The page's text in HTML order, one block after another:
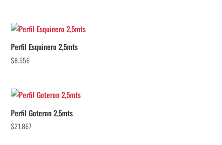
Perfil Esquinero 2,5mts
$8.556
Perfil Goteron 2,5mts
$21.867